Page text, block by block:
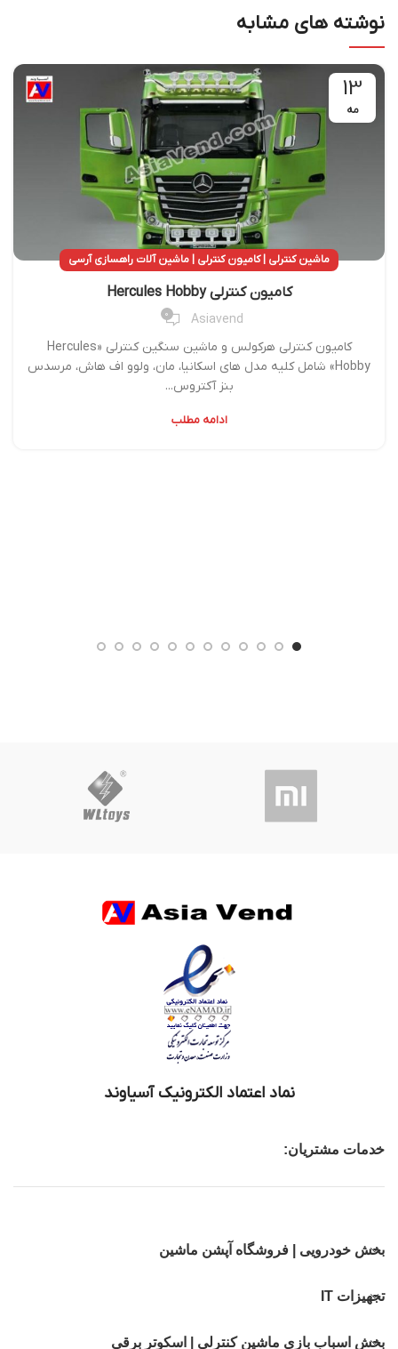
نوشته های مشابه
13
مه
ماشین کنترلی | کامیون کنترلی | ماشین آلات راهسازی آرسی
کامیون کنترلی Hercules Hobby
Asiavend
0
کامیون کنترلی هرکولس و ماشین سنگین کنترلی «Hercules
Hobby» شامل کلیه مدل های اسکانیا، مان، ولوو اف هاش، مرسدس
بنز آکتروس...
ادامه مطلب
نماد اعتماد الکترونیک آسیاوند
خدمات مشتریان:
بخش خودرویی | فروشگاه آپشن ماشین
تجهیزات IT
بخش اسباب بازی ماشین کنترلی | اسکوتر برقی